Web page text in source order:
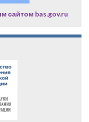
сайтом bas.gov.ru